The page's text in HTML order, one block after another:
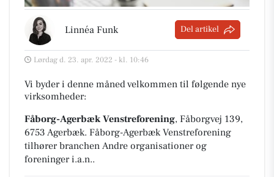
Linnéa Funk Del artikel
Lørdag d. 23. apr. 2022 - kl. 10:46
Vi byder i denne måned velkommen til følgende nye
virksomheder:
Fåborg-Agerbæk Venstreforening, Fåborgvej 139,
6753 Agerbæk. Fåborg-Agerbæk Venstreforening
tilhører branchen Andre organisationer og
foreninger i.a.n..